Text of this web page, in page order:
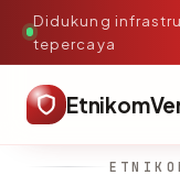
Didukung
tepercaya